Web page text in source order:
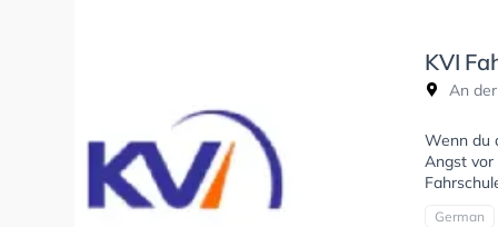
KVI
An
Wenn du
Angst vor
German